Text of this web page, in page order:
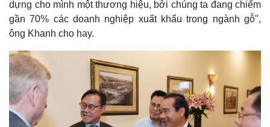
Hồ sơ
E-Magazine
Infographic
dựng cho mình một thương hiệu, bởi chúng ta đang chiếm
gần 70% các doanh nghiệp xuất khẩu trong ngành gỗ",
ông Khanh cho hay.